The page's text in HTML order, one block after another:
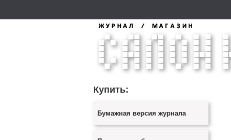
Купить:
Бумажная версия журнала